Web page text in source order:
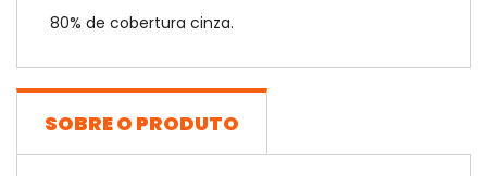
80% de cobertura cinza.
SOBRE O PRODUTO